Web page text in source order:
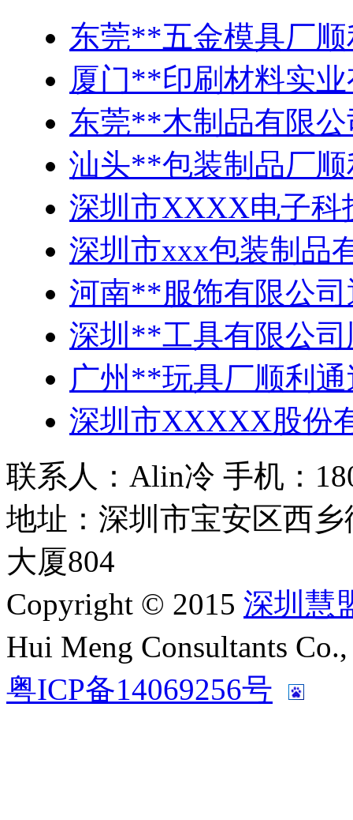
东莞**五金模具厂
厦门**印刷材料实
东莞**木制品有限
汕头**包装制品厂
深圳市XXXX电子科
深圳市xxx包装制品
河南**服饰有限公
深圳**工具有限公
广州**玩具厂顺利
深圳市XXXXX股份
联系人：Alin冷 手机：
地址：深圳市宝安区西
大厦804
Copyright © 2015 深圳慧
Hui Meng Consultants
粤ICP备14069256号